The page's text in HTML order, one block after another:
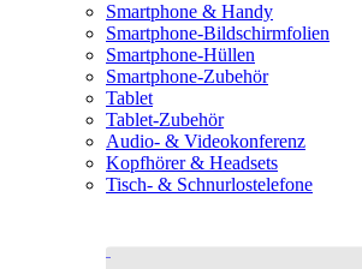
Smartphone & Handy
Smartphone-Bildschirmfolien
Smartphone-Hüllen
Smartphone-Zubehör
Tablet
Tablet-Zubehör
Audio- & Videokonferenz
Kopfhörer & Headsets
Tisch- & Schnurlostelefone